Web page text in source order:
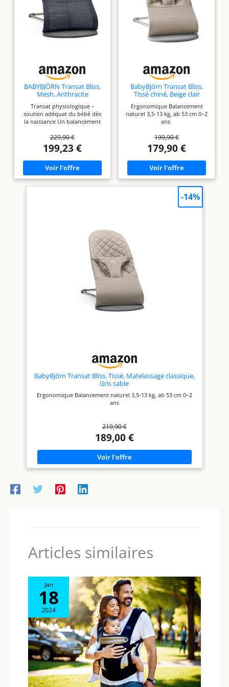
BABYBJÖRN Transat Bliss,
Mesh, Anthracite
Transat physiologique –
soutien adéquat du bébé dès
la naissance Un balancement
électrique Pliable et facile à
déplacer dans la maison De 3,5
kg/53 cm à 13 kg (soit env. de
la naissance à 2 ans) Se décline
en trois textiles doux : coton,
mesh et jersey 3D ultra-doux
229,90 €
199,23 €
BabyBjörn Transat Bliss,
Tissé chiné, Beige clair
Ergonomique Balancement
naturel 3,5-13 kg, ab 53 cm 0–2
ans
199,90 €
179,90 €
BabyBjörn Transat Bliss, Tissé, Matelassage classique,
Gris sable
Ergonomique Balancement naturel 3,5-13 kg, ab 53 cm 0–2
ans
219,90 €
189,00 €
-14%
Articles similaires
Jan
18
2024